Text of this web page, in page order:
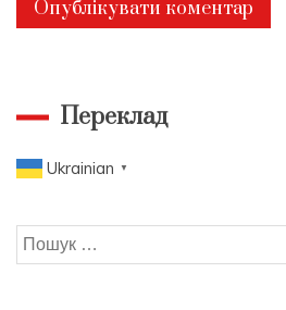
Переклад
Ukrainian ▼
Пошук: